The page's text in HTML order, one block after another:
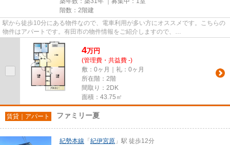
階数：2階建
駅から徒歩10分にある物件なので、電車利用が多い方にオススメです。こちらの
物件はアパートです。有田市の物件情報をご紹介しますので、
info@aridahouse.comからご連絡ください。当社...
4万円
(管理費・共益費 -)
敷：0ヶ月｜礼：0ヶ月
所在階：2階
間取り：2DK
面積：43.75㎡
賃貸｜アパート ファミリー夏
紀勢本線 「 紀伊宮原 」駅 徒歩12分